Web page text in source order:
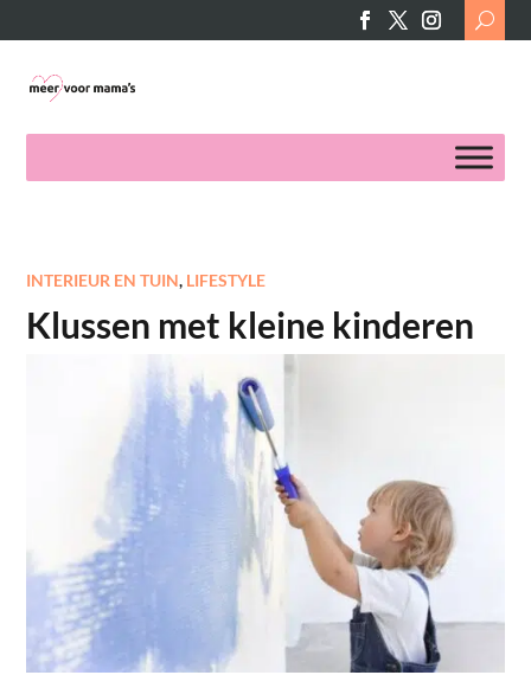
Search
for:
INTERIEUR EN TUIN, LIFESTYLE
Klussen met kleine kinderen